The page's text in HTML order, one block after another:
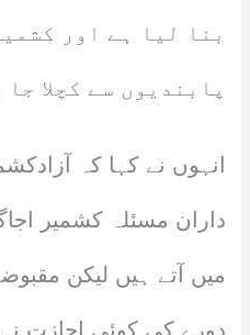
بنا لیا ہے اور
پابندیوں سے کچلا جا
انہوں نے کہا کہ
داران مسئلہ کشمیر
میں آتے ہیں لیکن